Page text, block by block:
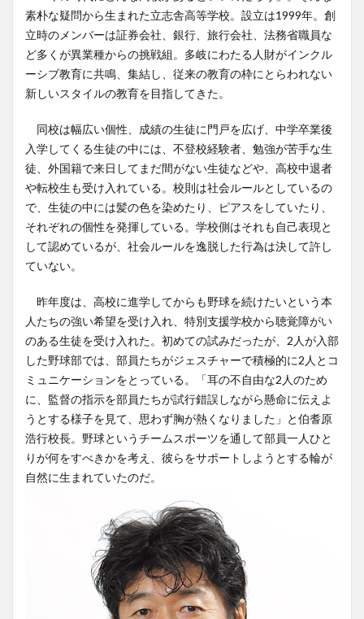
素朴な疑問から生まれた立志舎高等学校。設立は1999年。創
立時のメンバーは証券会社、銀行、旅行会社、法務省職員な
ど多くが異業種からの挑戦組。多岐にわたる人財がインクル
ーシブ教育に共鳴、集結し、従来の教育の枠にとらわれない
新しいスタイルの教育を目指してきた。
同校は幅広い個性、成績の生徒に門戸を広げ、中学卒業後
入学してくる生徒の中には、不登校経験者、勉強が苦手な生
徒、外国籍で来日してまだ間がない生徒などや、高校中退者
や転校生も受け入れている。校則は社会ルールとしているの
で、生徒の中には髪の色を染めたり、ピアスをしていたり、
それぞれの個性を発揮している。学校側はそれも自己表現と
して認めているが、社会ルールを逸脱した行為は決して許し
ていない。
昨年度は、高校に進学してからも野球を続けたいという本
人たちの強い希望を受け入れ、特別支援学校から聴覚障がい
のある生徒を受け入れた。初めての試みだったが、2人が入部
した野球部では、部員たちがジェスチャーで積極的に2人とコ
ミュニケーションをとっている。「耳の不自由な2人のため
に、監督の指示を部員たちが試行錯誤しながら懸命に伝えよ
うとする様子を見て、思わず胸が熱くなりました」と伯耆原
浩行校長。野球というチームスポーツを通して部員一人ひと
りが何をすべきかを考え、彼らをサポートしようとする輪が
自然に生まれていたのだ。